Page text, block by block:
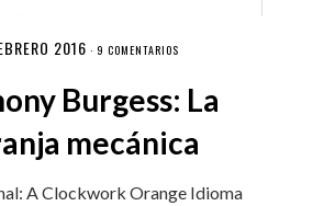
2016 · 9 COMENTARIOS
Burgess: La
mecánica
A Clockwork Orange Idioma